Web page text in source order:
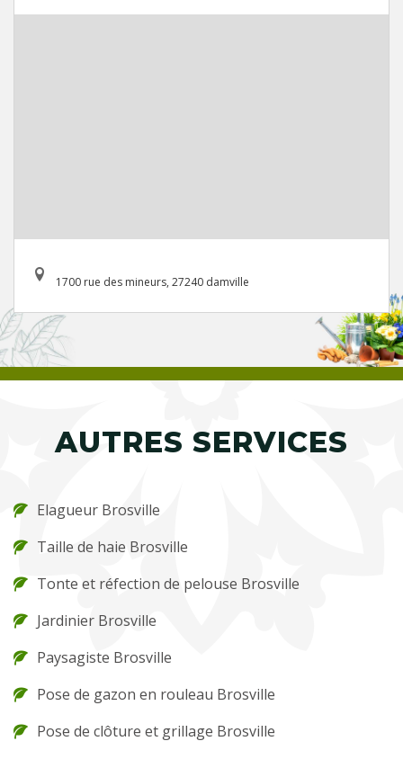
1700 rue des mineurs, 27240 damville
AUTRES SERVICES
Elagueur Brosville
Taille de haie Brosville
Tonte et réfection de pelouse Brosville
Jardinier Brosville
Paysagiste Brosville
Pose de gazon en rouleau Brosville
Pose de clôture et grillage Brosville